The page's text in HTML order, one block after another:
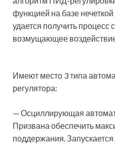
функцией на базе нечеткой
удается получить процесс
возмущающее
Имеют место 3 типа
регулятора:
— Осциллирующая
Призвана обеспечить
поддержания.